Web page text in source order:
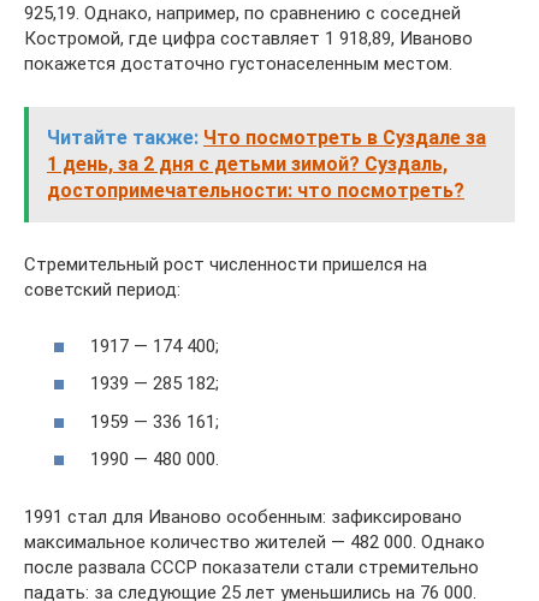
925,19. Однако, например, по сравнению с соседней
Костромой, где цифра составляет 1 918,89, Иваново
покажется достаточно густонаселенным местом.
Читайте также: Что посмотреть в Суздале за
1 день, за 2 дня с детьми зимой? Суздаль,
достопримечательности: что посмотреть?
Стремительный рост численности пришелся на
советский период:
1917 — 174 400;
1939 — 285 182;
1959 — 336 161;
1990 — 480 000.
1991 стал для Иваново особенным: зафиксировано
максимальное количество жителей — 482 000. Однако
после развала СССР показатели стали стремительно
падать: за следующие 25 лет уменьшились на 76 000.